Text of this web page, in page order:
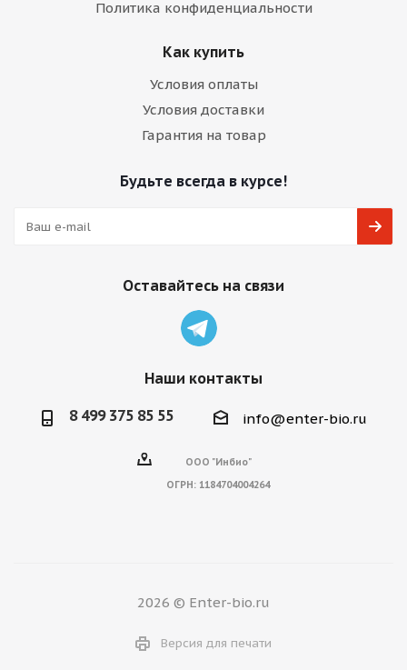
Политика конфиденциальности
Как купить
Условия оплаты
Условия доставки
Гарантия на товар
Будьте всегда в курсе!
Оставайтесь на связи
Наши контакты
8 499 375 85 55 info@enter-bio.ru
ООО "Инбио"
ОГРН: 1184704004264
2026 © Enter-bio.ru
Версия для печати